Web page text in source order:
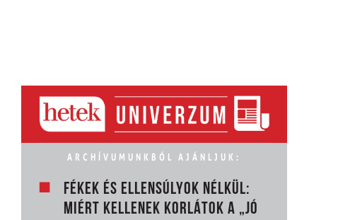
ARCHÍVUMUNKBÓL AJÁNLJUK:
FÉKEK ÉS ELLENSÚLYOK NÉLKÜL:
MIÉRT KELLENEK KORLÁTOK A „JÓ